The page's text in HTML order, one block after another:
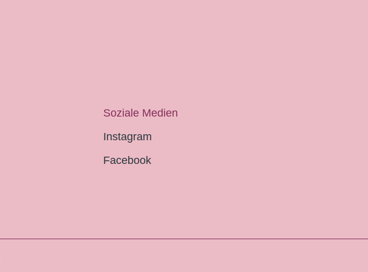
Soziale Medien
Instagram
Facebook